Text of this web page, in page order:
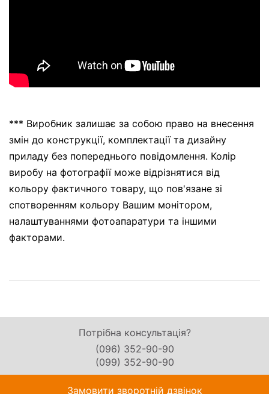
*** Виробник залишає за собою право на внесення
змін до конструкції, комплектації та дизайну
приладу без попереднього повідомлення. Колір
виробу на фотографії може відрізнятися від
кольору фактичного товару, що пов'язане зі
спотворенням кольору Вашим монітором,
налаштуваннями фотоапаратури та іншими
факторами.
Потрібна консультація?
(096) 352-90-90
(099) 352-90-90
Замовити зворотній дзвінок